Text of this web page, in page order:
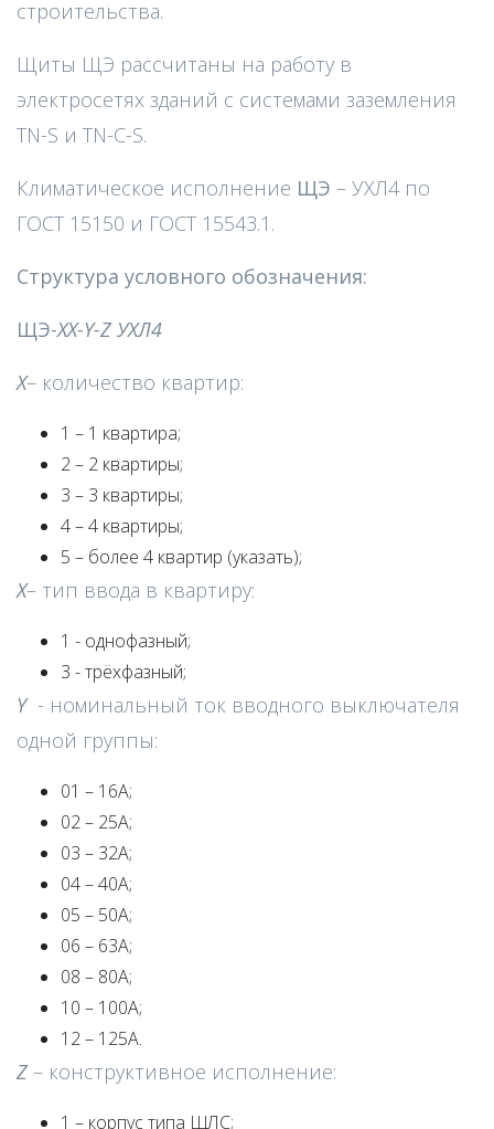
строительства.
Щиты ЩЭ рассчитаны на работу в
электросетях зданий с системами заземления
TN-S и TN-C-S.
Климатическое исполнение ЩЭ – УХЛ4 по
ГОСТ 15150 и ГОСТ 15543.1.
Структура условного обозначения:
ЩЭ-XX-Y-Z УХЛ4
X– количество квартир:
1 – 1 квартира;
2 – 2 квартиры;
3 – 3 квартиры;
4 – 4 квартиры;
5 – более 4 квартир (указать);
X– тип ввода в квартиру:
1 - однофазный;
3 - трёхфазный;
Y- номинальный ток вводного выключателя
одной группы:
01 – 16А;
02 – 25А;
03 – 32А;
04 – 40А;
05 – 50А;
06 – 63А;
08 – 80А;
10 – 100А;
12 – 125А.
Z– конструктивное исполнение:
1 – корпус типа ЩЛС;